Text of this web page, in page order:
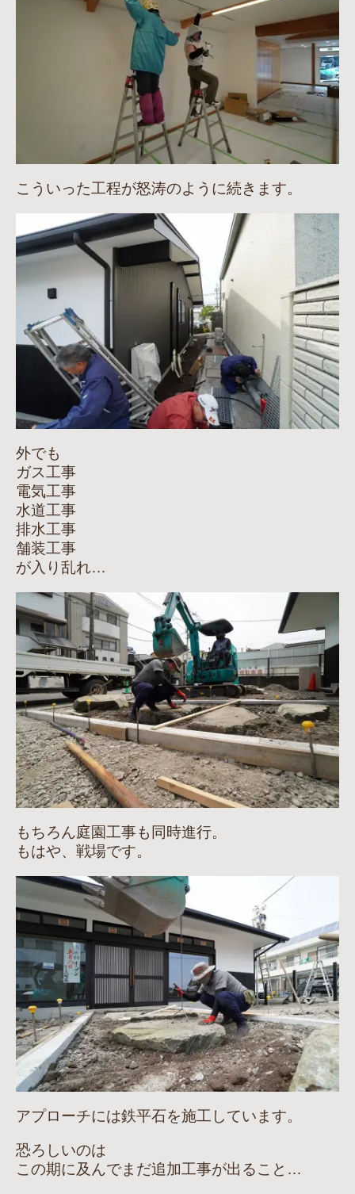
こういった工程が怒涛のように続きます。
外でも
ガス工事
電気工事
水道工事
排水工事
舗装工事
が入り乱れ…
もちろん庭園工事も同時進行。
もはや、戦場です。
アプローチには鉄平石を施工しています。
恐ろしいのは
この期に及んでまだ追加工事が出ること…